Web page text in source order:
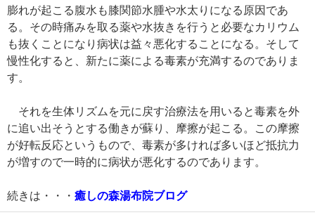
膨れが起こる腹水も膝関節水腫や水太りになる原因であ
る。その時痛みを取る薬や水抜きを行うと必要なカリウム
も抜くことになり病状は益々悪化することになる。そして
慢性化すると、新たに薬による毒素が充満するのでありま
す。
それを生体リズムを元に戻す治療法を用いると毒素を外
に追い出そうとする働きが蘇り、摩擦が起こる。この摩擦
が好転反応というもので、毒素が多ければ多いほど抵抗力
が増すので一時的に病状が悪化するのであります。
続きは・・・ 癒しの森湯布院ブログ